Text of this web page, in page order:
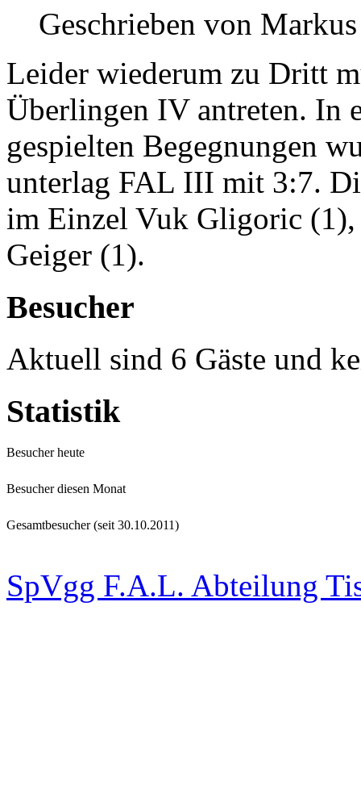
Geschrieben von Markus
Leider wiederum zu Dritt
Überlingen IV antreten. In
gespielten Begegnungen
unterlag FAL III mit 3:7.
im Einzel Vuk Gligoric (1),
Geiger (1).
Besucher
Aktuell sind 6 Gäste und
Statistik
Besucher heute
Besucher diesen Monat
Gesamtbesucher (seit 30.10.2011)
SpVgg F.A.L. Abteilung